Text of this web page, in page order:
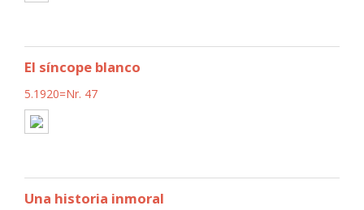
El síncope blanco
5.1920=Nr. 47
Una historia inmoral